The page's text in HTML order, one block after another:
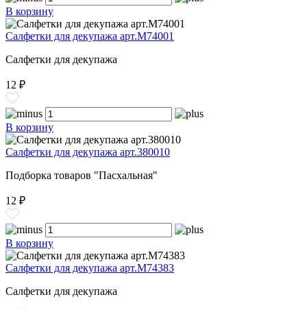
В корзину
Салфетки для декупажа арт.M74001
Салфетки для декупажа
12 ₽
В корзину
Салфетки для декупажа арт.380010
Подборка товаров "Пасхальная"
12 ₽
В корзину
Салфетки для декупажа арт.M74383
Салфетки для декупажа